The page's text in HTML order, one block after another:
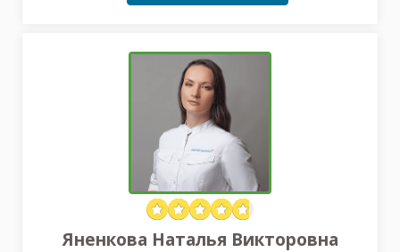
Яненкова Наталья Викторовна